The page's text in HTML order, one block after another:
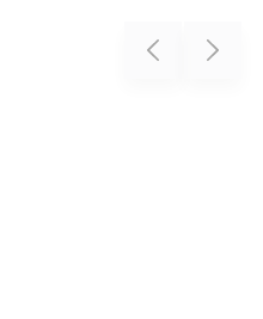
Previous Next